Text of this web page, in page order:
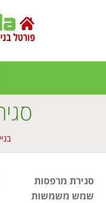
בניה קלה
בנייה
סוככים
חברות
אינדקס
פרסום
סגירת מרפסות
שמש משמשות